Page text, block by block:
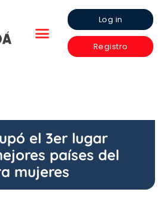
Log in
Registro
el 3er lugar
países del
mujeres